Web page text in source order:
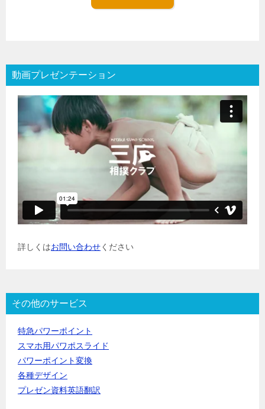
動画プレゼンテーション
詳しくはお問い合わせください
その他のサービス
特急パワーポイント
スマホ用パワポスライド
パワーポイント変換
各種デザイン
プレゼン資料英語翻訳